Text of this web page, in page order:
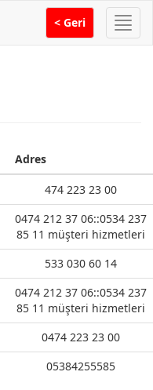
Menü
< Geri
Adres
474 223 23 00
0474 212 37 06::0534 237
85 11 müşteri hizmetleri
533 030 60 14
0474 212 37 06::0534 237
85 11 müşteri hizmetleri
0474 223 23 00
05384255585